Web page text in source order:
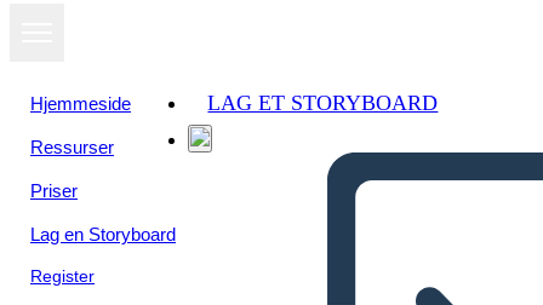
Hjemmeside
Ressurser
Priser
Lag en Storyboard
Register
LAG ET STORYBOARD